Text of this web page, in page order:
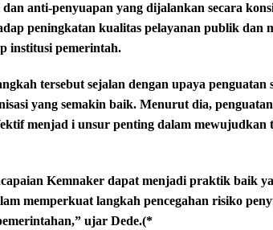
anti-penyuapan yang dijalankan secara
peningkatan kualitas pelayanan publik dan
institusi pemerintah.
tersebut sejalan dengan upaya penguatan
yang semakin baik. Menurut dia,
menjad i unsur penting dalam
Kemnaker dapat menjadi praktik baik
memperkuat langkah pencegahan risiko
ujar Dede.(*